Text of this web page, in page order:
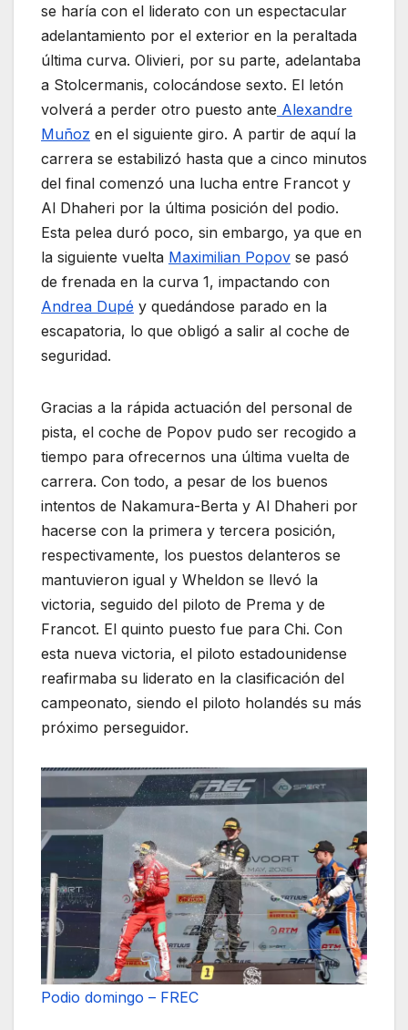
se haría con el liderato con un espectacular
adelantamiento por el exterior en la peraltada
última curva. Olivieri, por su parte, adelantaba
a Stolcermanis, colocándose sexto. El letón
volverá a perder otro puesto ante Alexandre
Muñoz en el siguiente giro. A partir de aquí la
carrera se estabilizó hasta que a cinco minutos
del final comenzó una lucha entre Francot y
Al Dhaheri por la última posición del podio.
Esta pelea duró poco, sin embargo, ya que en
la siguiente vuelta Maximilian Popov se pasó
de frenada en la curva 1, impactando con
Andrea Dupé y quedándose parado en la
escapatoria, lo que obligó a salir al coche de
seguridad.
Gracias a la rápida actuación del personal de
pista, el coche de Popov pudo ser recogido a
tiempo para ofrecernos una última vuelta de
carrera. Con todo, a pesar de los buenos
intentos de Nakamura-Berta y Al Dhaheri por
hacerse con la primera y tercera posición,
respectivamente, los puestos delanteros se
mantuvieron igual y Wheldon se llevó la
victoria, seguido del piloto de Prema y de
Francot. El quinto puesto fue para Chi. Con
esta nueva victoria, el piloto estadounidense
reafirmaba su liderato en la clasificación del
campeonato, siendo el piloto holandés su más
próximo perseguidor.
Podio domingo – FREC